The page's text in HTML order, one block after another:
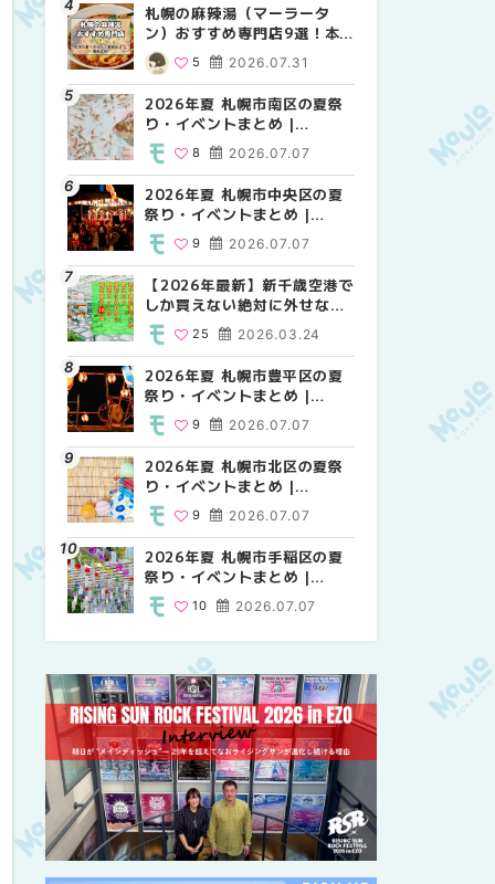
札幌の麻辣湯（マーラータ
ン）おすすめ専門店9選！本
場の量り売りから最新店まで
徹底比較 | MouLa
HOKKAIDO
2026.07.31
5
2026年夏 札幌市南区の夏祭
り・イベントまとめ |
MouLa HOKKAIDO
2026.07.07
8
2026年夏 札幌市中央区の夏
祭り・イベントまとめ |
MouLa HOKKAIDO
2026.07.07
9
【2026年最新】新千歳空港で
しか買えない絶対に外せない
限定スイーツ・焼き菓子18選
| MouLa HOKKAIDO
2026.03.24
25
2026年夏 札幌市豊平区の夏
祭り・イベントまとめ |
MouLa HOKKAIDO
2026.07.07
9
2026年夏 札幌市北区の夏祭
り・イベントまとめ |
MouLa HOKKAIDO
2026.07.07
9
2026年夏 札幌市手稲区の夏
祭り・イベントまとめ |
MouLa HOKKAIDO
2026.07.07
10
2026年夏 札幌市手稲区の夏
祭り・イベントまとめ |
10
2026年夏 札幌市白石区の夏
祭り・イベントまとめ |
9
2026年夏 札幌市清田区の夏
祭り・イベントまとめ |
6
2026年夏 札幌市南区の夏祭
り・イベントまとめ |
8
2026年夏 札幌市豊平区の夏
祭り・イベントまとめ |
9
2026年夏 札幌市中央区の夏
祭り・イベントまとめ |
9
2026年夏 恵庭市・千歳市の
夏祭り・イベントまとめ |
9
2026年夏 札幌市西区の夏祭
り・イベントまとめ |
12
2026年夏 札幌市手稲区の夏
祭り・イベントまとめ |
10
札幌の麻辣湯（マーラータ
ン）おすすめ専門店6選！本
徹底比較 | MouLa
HOKKAIDO
5
2026年夏 札幌市清田区の夏
祭り・イベントまとめ |
6
【2026年最新】新千歳空港で
しか買えない絶対に外せない
限定スイーツ・焼き菓子18選
| MouLa HOKKAIDO
25
【新千歳空港】新カードラウ
ンジが開業。「SUPER
ラウンジアネックス）」をご
紹介！！ | MouLa
HOKKAIDO
18
2026年夏 札幌市豊平区の夏
祭り・イベントまとめ |
9